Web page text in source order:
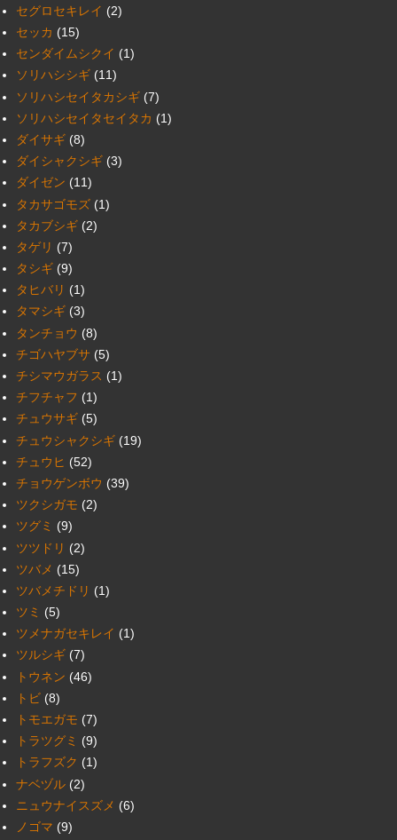
セグロセキレイ (2)
セッカ (15)
センダイムシクイ (1)
ソリハシシギ (11)
ソリハシセイタカシギ (7)
ソリハシセイタセイタカ (1)
ダイサギ (8)
ダイシャクシギ (3)
ダイゼン (11)
タカサゴモズ (1)
タカブシギ (2)
タゲリ (7)
タシギ (9)
タヒバリ (1)
タマシギ (3)
タンチョウ (8)
チゴハヤブサ (5)
チシマウガラス (1)
チフチャフ (1)
チュウサギ (5)
チュウシャクシギ (19)
チュウヒ (52)
チョウゲンボウ (39)
ツクシガモ (2)
ツグミ (9)
ツツドリ (2)
ツバメ (15)
ツバメチドリ (1)
ツミ (5)
ツメナガセキレイ (1)
ツルシギ (7)
トウネン (46)
トビ (8)
トモエガモ (7)
トラツグミ (9)
トラフズク (1)
ナベヅル (2)
ニュウナイスズメ (6)
ノゴマ (9)